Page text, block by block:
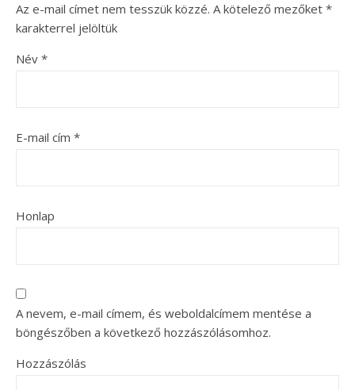
Az e-mail címet nem tesszük közzé. A kötelező mezőket *
karakterrel jelöltük
Név *
E-mail cím *
Honlap
A nevem, e-mail címem, és weboldalcímem mentése a
böngészőben a következő hozzászólásomhoz.
Hozzászólás